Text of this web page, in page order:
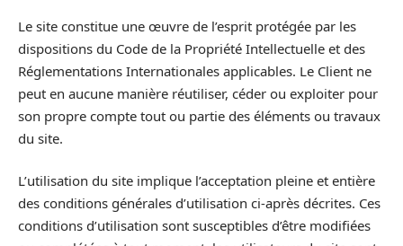
Le site constitue une œuvre de l’esprit protégée par les
dispositions du Code de la Propriété Intellectuelle et des
Réglementations Internationales applicables. Le Client ne
peut en aucune manière réutiliser, céder ou exploiter pour
son propre compte tout ou partie des éléments ou travaux
du site.
L’utilisation du site implique l’acceptation pleine et entière
des conditions générales d’utilisation ci-après décrites. Ces
conditions d’utilisation sont susceptibles d’être modifiées